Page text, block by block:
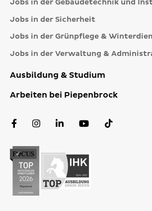
Jobs in der Gebäudetechnik und
Jobs in der Sicherheit
Jobs in der Grünpflege &
Jobs in der Verwaltung &
Ausbildung & Studium
Arbeiten bei Piepenbrock
FacebookInstagram
LinkedInYouTube